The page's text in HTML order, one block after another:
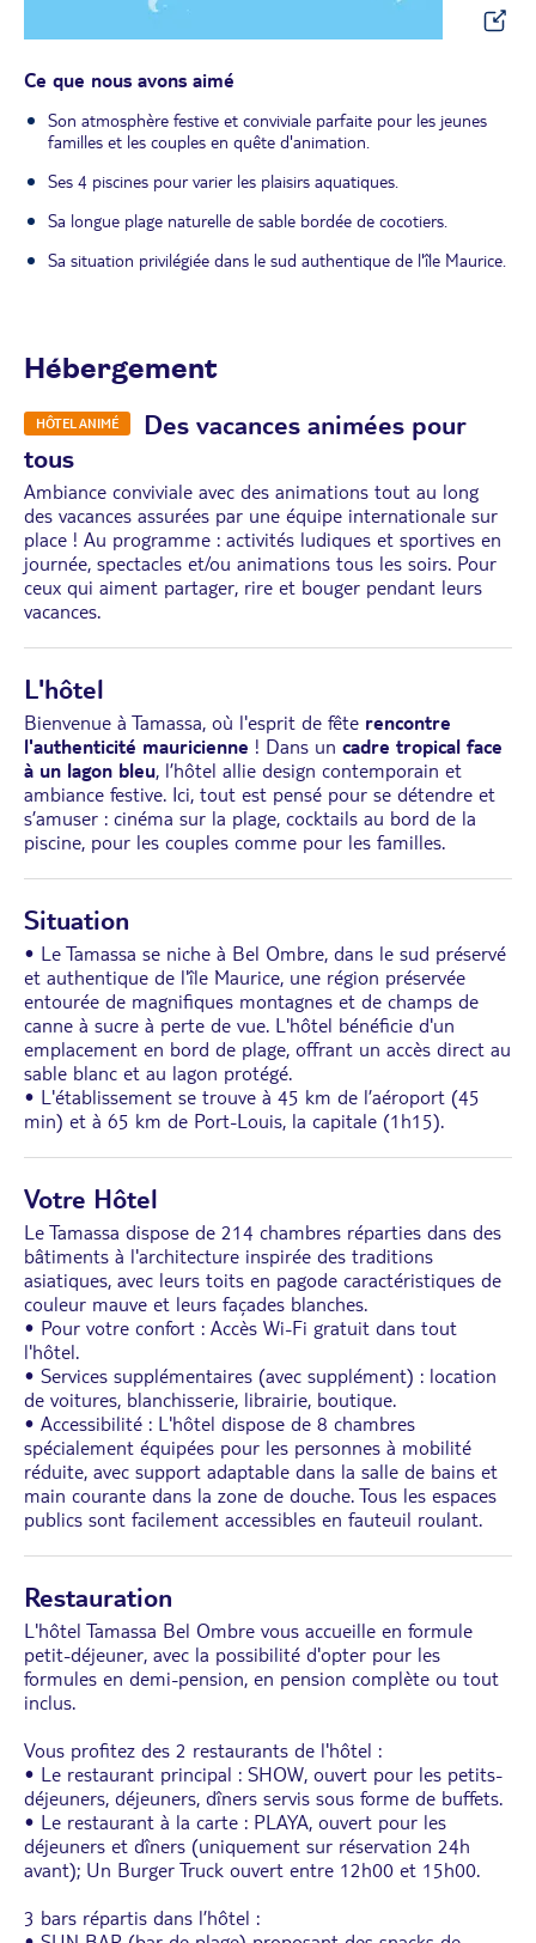
Ce que nous avons aimé
Son atmosphère festive et conviviale parfaite pour les jeunes
familles et les couples en quête d'animation.
Ses 4 piscines pour varier les plaisirs aquatiques.
Sa longue plage naturelle de sable bordée de cocotiers.
Sa situation privilégiée dans le sud authentique de l'île Maurice.
Hébergement
HÔTEL ANIMÉ
Des vacances animées pour
tous
Ambiance conviviale avec des animations tout au long
des vacances assurées par une équipe internationale sur
place ! Au programme : activités ludiques et sportives en
journée, spectacles et/ou animations tous les soirs. Pour
ceux qui aiment partager, rire et bouger pendant leurs
vacances.
L'hôtel
Bienvenue à Tamassa, où l'esprit de fête rencontre
l'authenticité mauricienne ! Dans un cadre tropical face
à un lagon bleu, l’hôtel allie design contemporain et
ambiance festive. Ici, tout est pensé pour se détendre et
s’amuser : cinéma sur la plage, cocktails au bord de la
piscine, pour les couples comme pour les familles.
Situation
• Le Tamassa se niche à Bel Ombre, dans le sud préservé
et authentique de l'île Maurice, une région préservée
entourée de magnifiques montagnes et de champs de
canne à sucre à perte de vue. L'hôtel bénéficie d'un
emplacement en bord de plage, offrant un accès direct au
sable blanc et au lagon protégé.
• L'établissement se trouve à 45 km de l’aéroport (45
min) et à 65 km de Port-Louis, la capitale (1h15).
Votre Hôtel
Le Tamassa dispose de 214 chambres réparties dans des
bâtiments à l'architecture inspirée des traditions
asiatiques, avec leurs toits en pagode caractéristiques de
couleur mauve et leurs façades blanches.
• Pour votre confort : Accès Wi-Fi gratuit dans tout
l'hôtel.
• Services supplémentaires (avec supplément) : location
de voitures, blanchisserie, librairie, boutique.
• Accessibilité : L'hôtel dispose de 8 chambres
spécialement équipées pour les personnes à mobilité
réduite, avec support adaptable dans la salle de bains et
main courante dans la zone de douche. Tous les espaces
publics sont facilement accessibles en fauteuil roulant.
Restauration
L'hôtel Tamassa Bel Ombre vous accueille en formule
petit-déjeuner, avec la possibilité d'opter pour les
formules en demi-pension, en pension complète ou tout
inclus.
Vous profitez des 2 restaurants de l'hôtel :
• Le restaurant principal : SHOW, ouvert pour les petits-
déjeuners, déjeuners, dîners servis sous forme de buffets.
• Le restaurant à la carte : PLAYA, ouvert pour les
déjeuners et dîners (uniquement sur réservation 24h
avant); Un Burger Truck ouvert entre 12h00 et 15h00.
3 bars répartis dans l’hôtel :